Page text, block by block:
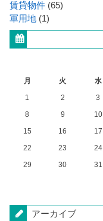
賃貸物件 (65)
軍用地 (1)
月
火 水
1
2 3
8
9 10
15
16 17
22
23 24
29
30 31
アーカイブ